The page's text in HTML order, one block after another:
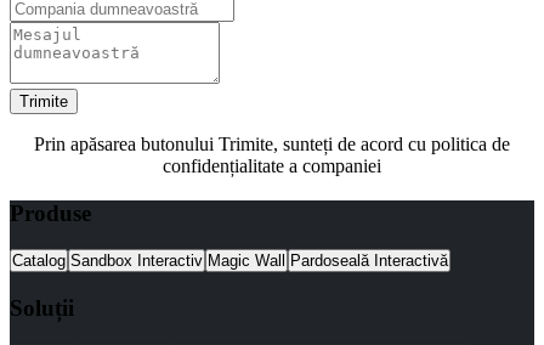
Trimite
Prin apăsarea butonului Trimite, sunteți de acord cu politica de
confidențialitate a companiei
Produse
Catalog Sandbox Interactiv Magic Wall Pardoseală Interactivă
Soluții